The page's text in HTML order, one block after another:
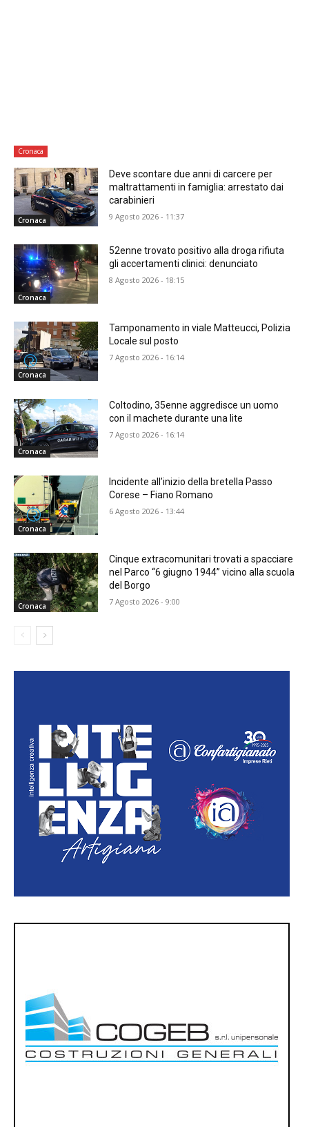
Cronaca
Cronaca
Deve scontare due anni di carcere per
maltrattamenti in famiglia: arrestato dai
carabinieri
9 Agosto 2026 - 11:37
Cronaca
52enne trovato positivo alla droga rifiuta
gli accertamenti clinici: denunciato
8 Agosto 2026 - 18:15
Cronaca
Tamponamento in viale Matteucci, Polizia
Locale sul posto
7 Agosto 2026 - 16:14
Cronaca
Coltodino, 35enne aggredisce un uomo
con il machete durante una lite
7 Agosto 2026 - 16:14
Cronaca
Incidente all’inizio della bretella Passo
Corese – Fiano Romano
6 Agosto 2026 - 13:44
Cronaca
Cinque extracomunitari trovati a spacciare
nel Parco “6 giugno 1944” vicino alla scuola
del Borgo
7 Agosto 2026 - 9:00